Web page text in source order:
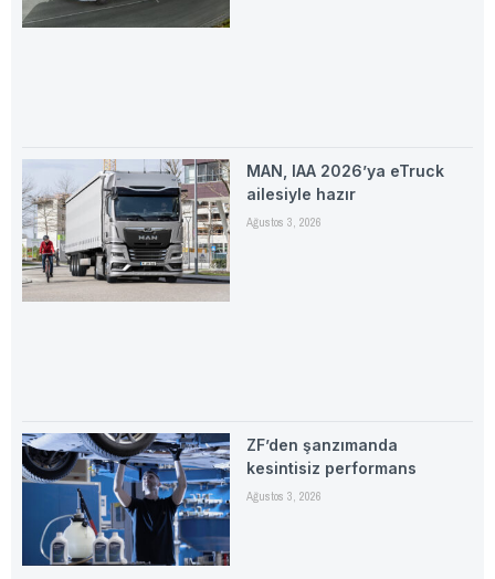
MAN, IAA 2026’ya eTruck
ailesiyle hazır
Ağustos 3, 2026
ZF’den şanzımanda
kesintisiz performans
Ağustos 3, 2026